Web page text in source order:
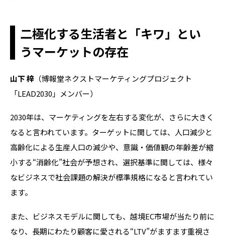
二極化する生活者と「キワ」とい
うマーケットの存在
山下 梓 （博報堂ネクストマーケティングプロジェクト
「LEAD2030」メンバー）
2030年は、マーケティングを左右する変化が、さらに大きく
なると言われています。ターゲットに関しては、人口減少と
高齢化による生産人口の減少や、意識・価値観の年齢差が縮
小する“消齢化”社会が予想され、選択基準に関しては、様々
なビジネスで社会課題の解決が標準規格になると言われてい
ます。
また、ビジネスモデルに関しても、越境EC市場が当たり前に
なり、長期にわたり顧客に愛される“LTV”がますます重視さ